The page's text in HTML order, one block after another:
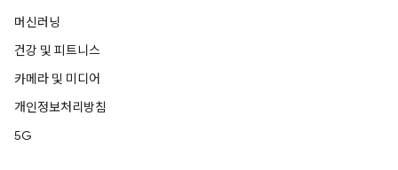
머신러닝
건강 및 피트니스
카메라 및 미디어
개인정보처리방침
5G